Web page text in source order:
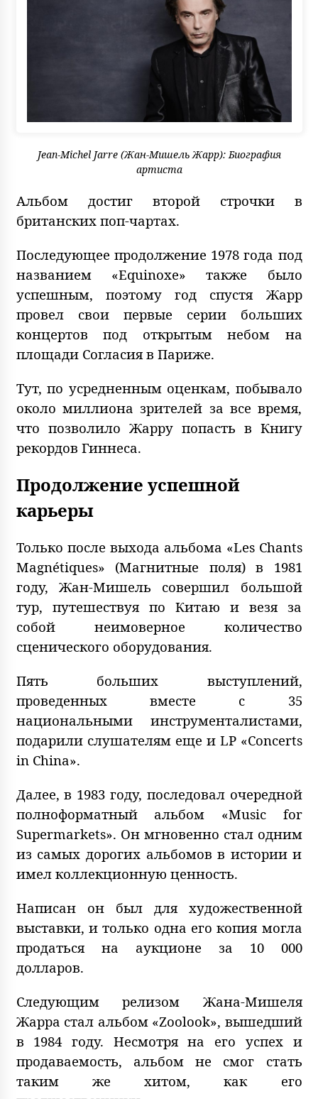
Jean-Michel Jarre (Жан-Мишель Жарр): Биография
артиста
Альбом достиг второй строчки в
британских поп-чартах.
Последующее продолжение 1978 года под
названием «Equinoxe» также было
успешным, поэтому год спустя Жарр
провел свои первые серии больших
концертов под открытым небом на
площади Согласия в Париже.
Тут, по усредненным оценкам, побывало
около миллиона зрителей за все время,
что позволило Жарру попасть в Книгу
рекордов Гиннеса.
Продолжение успешной
карьеры
Только после выхода альбома «Les Chants
Magnétiques» (Магнитные поля) в 1981
году, Жан-Мишель совершил большой
тур, путешествуя по Китаю и везя за
собой неимоверное количество
сценического оборудования.
Пять больших выступлений,
проведенных вместе с 35
национальными инструменталистами,
подарили слушателям еще и LP «Concerts
in China».
Далее, в 1983 году, последовал очередной
полноформатный альбом «Music for
Supermarkets». Он мгновенно стал одним
из самых дорогих альбомов в истории и
имел коллекционную ценность.
Написан он был для художественной
выставки, и только одна его копия могла
продаться на аукционе за 10 000
долларов.
Следующим релизом Жана-Мишеля
Жарра стал альбом «Zoolook», вышедший
в 1984 году. Несмотря на его успех и
продаваемость, альбом не смог стать
таким же хитом, как его